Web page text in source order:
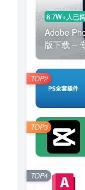
8.7W+人已
Adobe
版下载 –
TOP2
TOP3
TOP4